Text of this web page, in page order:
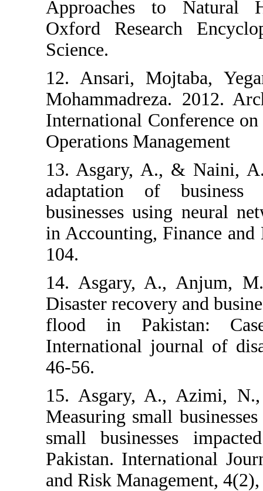
Approaches
Oxford
12. Ansari,
International
Operations
13. Asgary,
adaptation
businesses
in
14. Asgary,
Disaster
flood in
International
15. Asgary,
Measuring
small
Pakistan.
and Risk